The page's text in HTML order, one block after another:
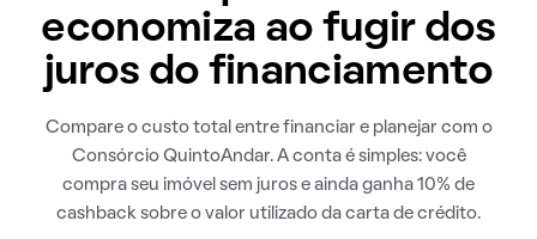
economiza ao fugir dos
juros do financiamento
Compare o custo total entre financiar e planejar com o
Consórcio QuintoAndar. A conta é simples: você
compra seu imóvel sem juros e ainda ganha 10% de
cashback sobre o valor utilizado da carta de crédito.